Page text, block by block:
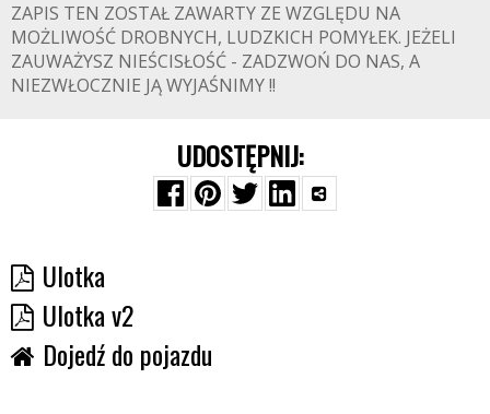
ZAPIS TEN ZOSTAŁ ZAWARTY ZE WZGLĘDU NA
MOŻLIWOŚĆ DROBNYCH, LUDZKICH POMYŁEK. JEŻELI
ZAUWAŻYSZ NIEŚCISŁOŚĆ - ZADZWOŃ DO NAS, A
NIEZWŁOCZNIE JĄ WYJAŚNIMY !!
UDOSTĘPNIJ:
Ulotka
Ulotka v2
Dojedź do pojazdu